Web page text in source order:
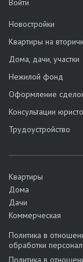
Войти
Новостройки
Квартиры на
Дома, дачи, участки
Нежилой фонд
Оформление
Консультации
Трудоустройство
Квартиры
Дома
Дачи
Коммерческая
Политика в
обработки
Политика в